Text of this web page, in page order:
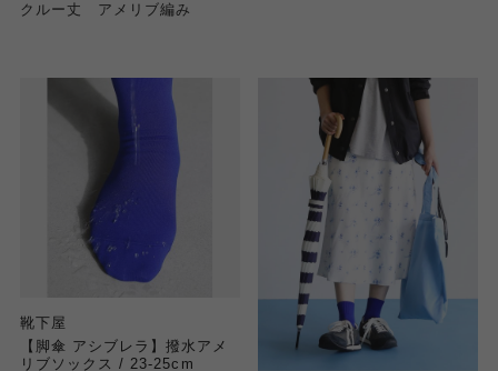
クルー丈 アメリブ編み
靴下屋
【脚傘 アシブレラ】撥水アメ
リブソックス / 23-25cm